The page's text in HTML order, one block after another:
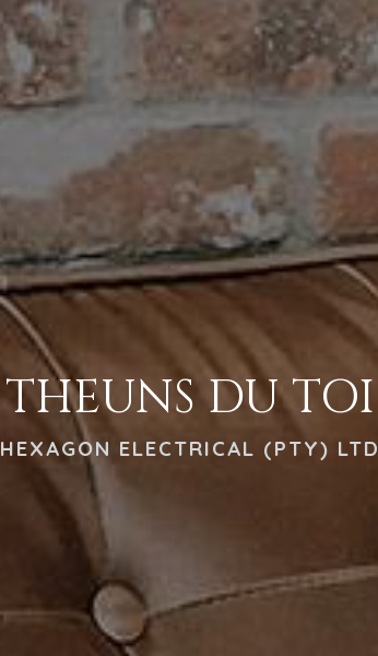
THEUNS DU TOI
HEXAGON ELECTRICAL (PTY) LTD